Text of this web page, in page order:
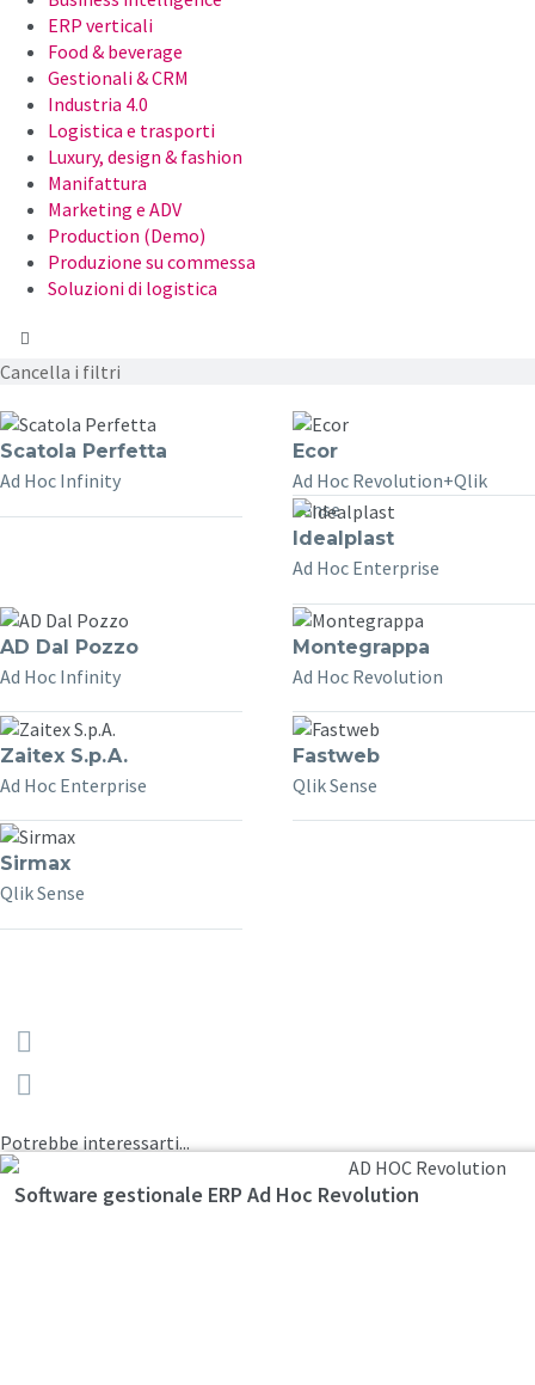
ERP verticali
Food & beverage
Gestionali & CRM
Industria 4.0
Logistica e trasporti
Luxury, design & fashion
Manifattura
Marketing e ADV
Production (Demo)
Produzione su commessa
Soluzioni di logistica
Cancella i filtri
Scatola Perfetta
Ad Hoc Infinity
Ecor
Ad Hoc Revolution+Qlik
Sense
Idealplast
Ad Hoc Enterprise
AD Dal Pozzo
Ad Hoc Infinity
Montegrappa
Ad Hoc Revolution
Zaitex S.p.A.
Ad Hoc Enterprise
Fastweb
Qlik Sense
Sirmax
Qlik Sense
Potrebbe interessarti...
Software gestionale ERP Ad Hoc Revolution